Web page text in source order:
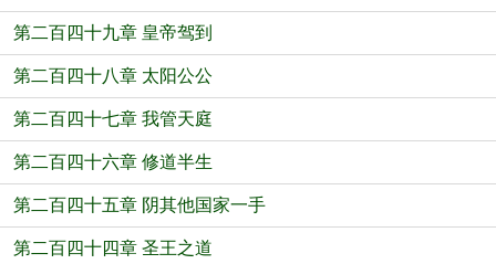
第二百四十九章 皇帝驾到
第二百四十八章 太阳公公
第二百四十七章 我管天庭
第二百四十六章 修道半生
第二百四十五章 阴其他国家一手
第二百四十四章 圣王之道